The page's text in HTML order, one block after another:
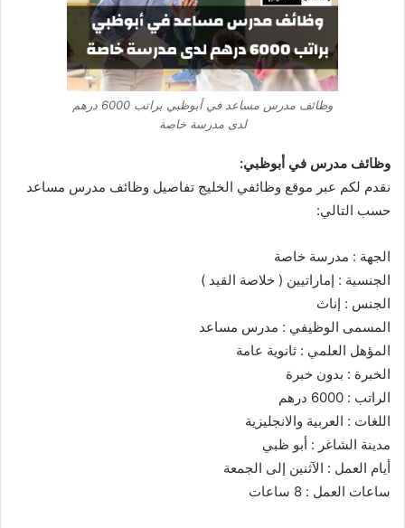
وظائف مدرس مساعد في أبوظبي براتب 6000 درهم
لدى مدرسة خاصة
وظائف مدرس في أبوظبي:
نقدم لكم عبر موقع وظائفي الخليج تفاصيل وظائف مدرس مساعد
حسب التالي:
الجهة : مدرسة خاصة
الجنسية : إماراتيين ( خلاصة القيد )
الجنس : إناث
المسمى الوظيفي : مدرس مساعد
المؤهل العلمي : ثانوية عامة
الخبرة : بدون خبرة
الراتب : 6000 درهم
اللغات : العربية والانجليزية
مدينة الشاغر : أبو ظبي
أيام العمل : الآثنين إلى الجمعة
ساعات العمل : 8 ساعات